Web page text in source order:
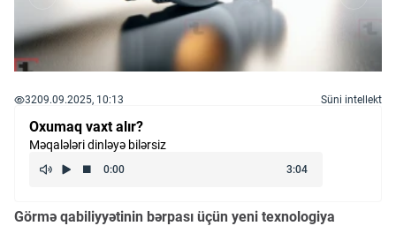
İnnovasiya və Startaplar
Robot və Cihazlar
Kriptovalyuta
3209.09.2025, 10:13 Süni intellekt
Oxumaq vaxt alır?
Məqalələri dinləyə bilərsiz
Görmə qabiliyyətinin bərpası üçün yeni texnologiya